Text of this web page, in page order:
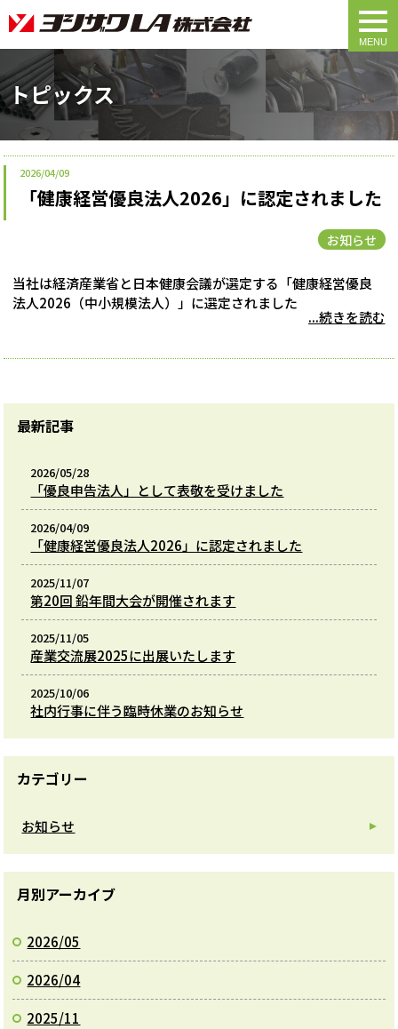
トピックス
2026/04/09
「健康経営優良法人2026」に認定されました
お知らせ
当社は経済産業省と日本健康会議が選定する「健康経営優良
法人2026（中小規模法人）」に選定されました
...続きを読む
最新記事
2026/05/28
「優良申告法人」として表敬を受けました
2026/04/09
「健康経営優良法人2026」に認定されました
2025/11/07
第20回 鉛年間大会が開催されます
2025/11/05
産業交流展2025に出展いたします
2025/10/06
社内行事に伴う臨時休業のお知らせ
カテゴリー
お知らせ
月別アーカイブ
2026/05
2026/04
2025/11